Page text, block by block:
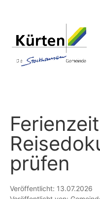
prüfen
Veröffentlicht: 13.07.2026